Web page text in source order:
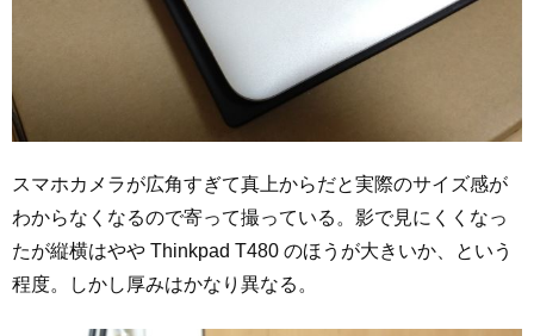
スマホカメラが広角すぎて真上からだと実際のサイズ感が
わからなくなるので寄って撮っている。影で見にくくなっ
たが縦横はやや Thinkpad T480 のほうが大きいか、という
程度。しかし厚みはかなり異なる。